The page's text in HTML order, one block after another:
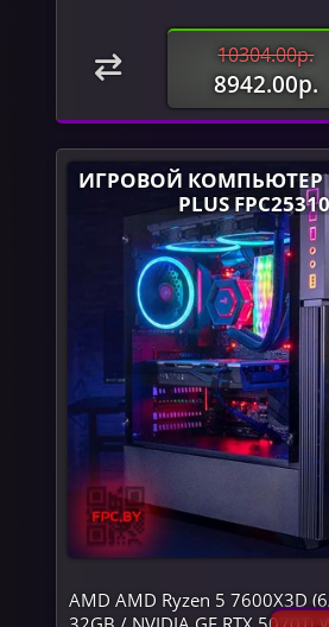
10304.00р.
8942.00р.
ИГРОВОЙ КОМПЬЮТЕР
PLUS
AMD AMD Ryzen 5 7600X3D